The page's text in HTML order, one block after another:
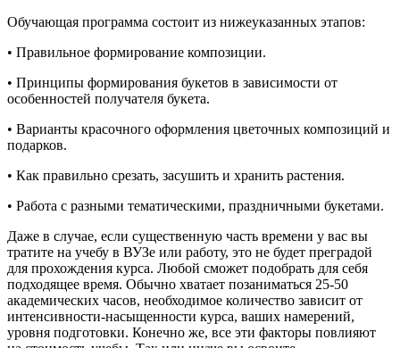
Обучающая программа состоит из нижеуказанных этапов:
• Правильное формирование композиции.
• Принципы формирования букетов в зависимости от
особенностей получателя букета.
• Варианты красочного оформления цветочных композиций и
подарков.
• Как правильно срезать, засушить и хранить растения.
• Работа с разными тематическими, праздничными букетами.
Даже в случае, если существенную часть времени у вас вы
тратите на учебу в ВУЗе или работу, это не будет преградой
для прохождения курса. Любой сможет подобрать для себя
подходящее время. Обычно хватает позаниматься 25-50
академических часов, необходимое количество зависит от
интенсивности-насыщенности курса, ваших намерений,
уровня подготовки. Конечно же, все эти факторы повлияют